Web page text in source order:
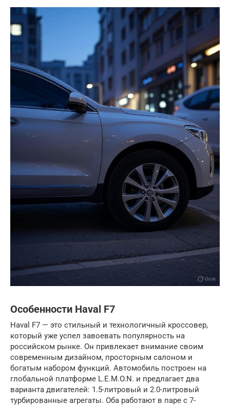
Особенности Haval F7
Haval F7 — это стильный и технологичный кроссовер,
который уже успел завоевать популярность на
российском рынке. Он привлекает внимание своим
современным дизайном, просторным салоном и
богатым набором функций. Автомобиль построен на
глобальной платформе L.E.M.O.N. и предлагает два
варианта двигателей: 1.5-литровый и 2.0-литровый
турбированные агрегаты. Оба работают в паре с 7-